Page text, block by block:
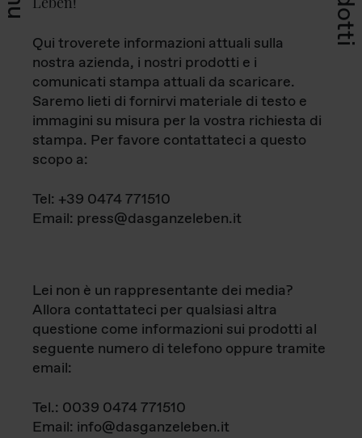
Qui troverete informazioni attuali sulla
nostra azienda, i nostri prodotti e i
comunicati stampa attuali da scaricare.
Saremo lieti di fornirvi materiale di testo e
immagini su misura per la vostra richiesta di
stampa. Per favore contattateci a questo
scopo a:
Tel: +39 0474 771510
Email: press@dasganzeleben.it
Lei non è un rappresentante dei media?
Allora contattateci per qualsiasi altra
questione come informazioni sui prodotti al
seguente numero di telefono oppure tramite
email:
Tel.: 0039 0474 771510
Email: info@dasganzeleben.it